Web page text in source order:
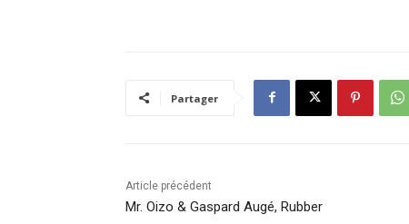
Partager
Article précédent
Mr. Oizo & Gaspard Augé, Rubber